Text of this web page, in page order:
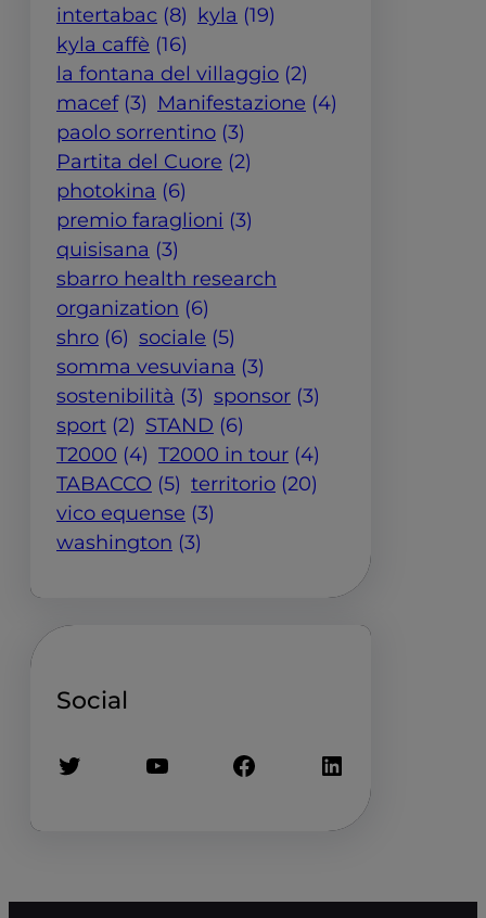
intertabac (8) kyla (19)
kyla caffè (16)
la fontana del villaggio (2)
macef (3) Manifestazione (4)
paolo sorrentino (3)
Partita del Cuore (2)
photokina (6)
premio faraglioni (3)
quisisana (3)
sbarro health research
organization (6)
shro (6) sociale (5)
somma vesuviana (3)
sostenibilità (3) sponsor (3)
sport (2) STAND (6)
T2000 (4) T2000 in tour (4)
TABACCO (5) territorio (20)
vico equense (3)
washington (3)
Social
Twitter YouTube Facebook LinkedIn